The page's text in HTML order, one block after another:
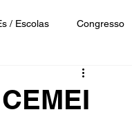
/ Escolas Congresso
Publicações SEDIN